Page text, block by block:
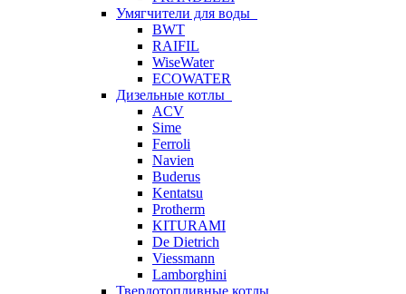
Умягчители для воды
BWT
RAIFIL
WiseWater
ECOWATER
Дизельные котлы
ACV
Sime
Ferroli
Navien
Buderus
Kentatsu
Protherm
KITURAMI
De Dietrich
Viessmann
Lamborghini
Твердотопливные котлы